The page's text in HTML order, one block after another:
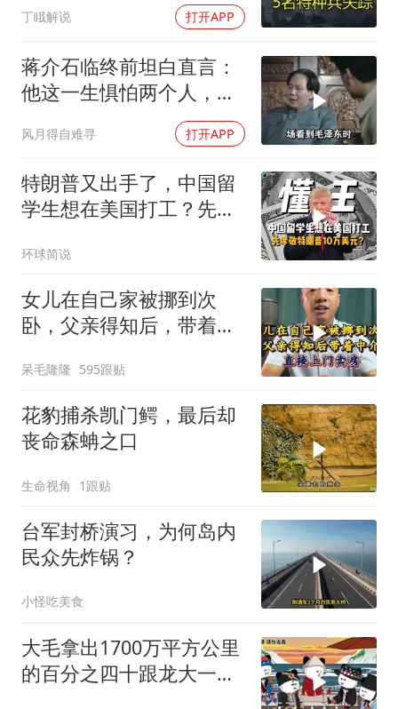
丁睋解说 打开APP
蒋介石临终前坦白直言：
他这一生惧怕两个人，却
风月得自难寻 打开APP
特朗普又出手了，中国留
学生想在美国打工？先孝
环球简说
女儿在自己家被挪到次
卧，父亲得知后，带着中
呆毛隆隆 595跟贴
花豹捕杀凯门鳄，最后却
丧命森蚺之口
生命视角 1跟贴
台军封桥演习，为何岛内
民众先炸锅？
小怪吃美食
大毛拿出1700万平方公里
的百分之四十跟龙大一起